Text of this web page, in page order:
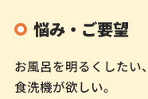
悩み・ご要望
お風呂を明るくしたい
食洗機が欲しい。